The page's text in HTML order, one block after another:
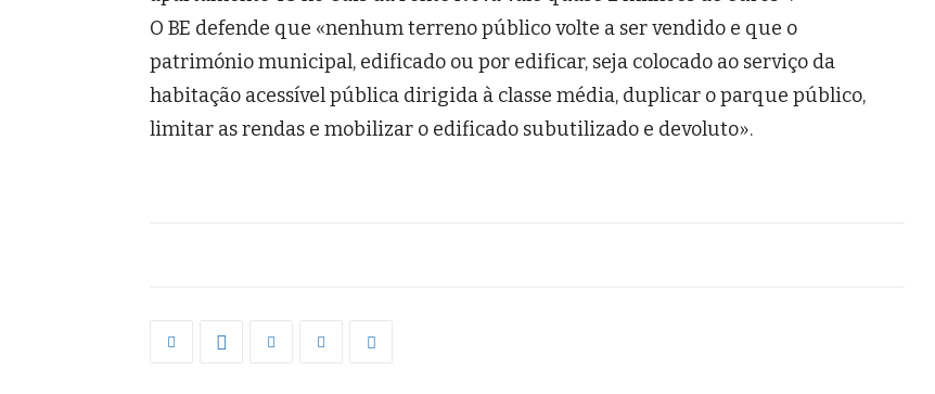
O BE defende que «nenhum terreno público volte a ser vendido e que o
património municipal, edificado ou por edificar, seja colocado ao serviço da
habitação acessível pública dirigida à classe média, duplicar o parque público,
limitar as rendas e mobilizar o edificado subutilizado e devoluto».